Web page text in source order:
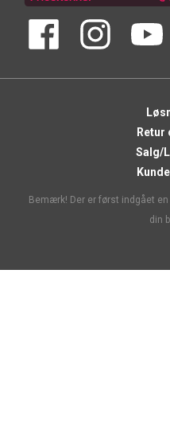
Retur
Salg/
Bemærk! Der er først indgået
din